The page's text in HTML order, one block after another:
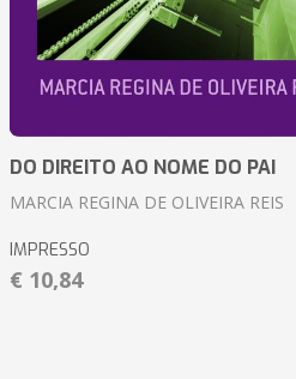
DO DIREITO AO NOME DO PAI
MARCIA REGINA DE OLIVEIRA REIS
IMPRESSO
€ 10,84